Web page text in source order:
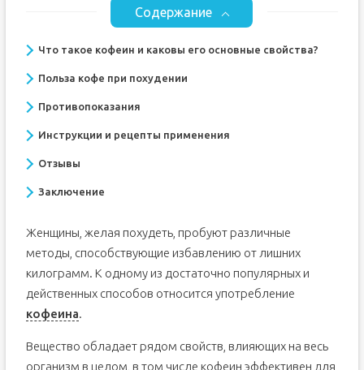
Содержание
Что такое кофеин и каковы его основные свойства?
Польза кофе при похудении
Противопоказания
Инструкции и рецепты применения
Отзывы
Заключение
Женщины, желая похудеть, пробуют различные
методы, способствующие избавлению от лишних
килограмм. К одному из достаточно популярных и
действенных способов относится употребление
кофеина.
Вещество обладает рядом свойств, влияющих на весь
организм в целом, в том числе кофеин эффективен для